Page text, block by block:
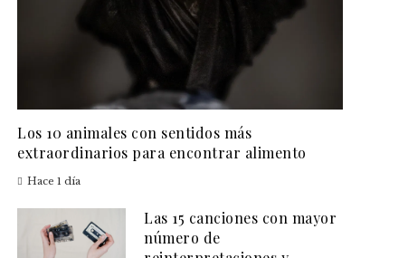
Los 10 animales con sentidos más
extraordinarios para encontrar alimento
Hace 1 día
Las 15 canciones con mayor
número de